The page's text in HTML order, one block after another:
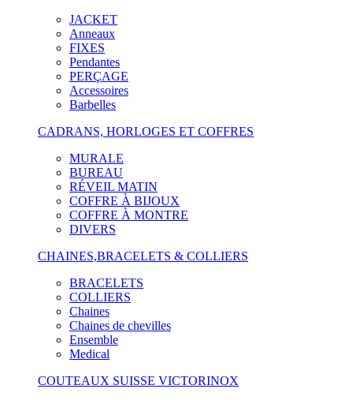
JACKET
Anneaux
FIXES
Pendantes
PERÇAGE
Accessoires
Barbelles
CADRANS, HORLOGES ET COFFRES
MURALE
BUREAU
RÉVEIL MATIN
COFFRE À BIJOUX
COFFRE À MONTRE
DIVERS
CHAINES,BRACELETS & COLLIERS
BRACELETS
COLLIERS
Chaines
Chaines de chevilles
Ensemble
Medical
COUTEAUX SUISSE VICTORINOX